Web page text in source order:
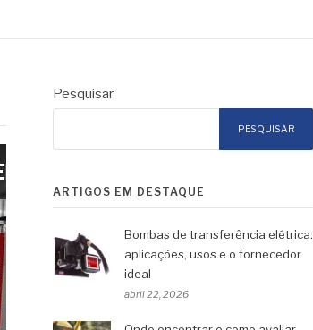
Pesquisar
PESQUISAR
ARTIGOS EM DESTAQUE
Bombas de transferência elétrica:
aplicações, usos e o fornecedor
ideal
abril 22, 2026